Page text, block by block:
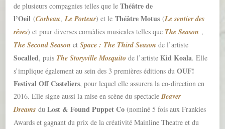
de plusieurs compagnies telles que leThéâtre de
l’Oeil (Corbeau,Le Porteur) et leThéâtre Motus (Le sentier des
rêves) et pour diverses comédies musicales telles que The Season ,
The Second Season etSpace : The Third Season de l’artiste
Socalled, puis The Storyville Mosquito de l’artisteKid Koala. Elle
s’implique également au sein des 3 premières éditions duOUF!
Festival Off Casteliers, pour lequel elle assurera la co-direction en
2016. Elle signe aussi la mise en scène du spectacleBeaver
Dreams duLost & Found Puppet Co (nominé 5 fois aux Frankies
Awards et gagnant du prix de la créativité Mainline Theatre et du